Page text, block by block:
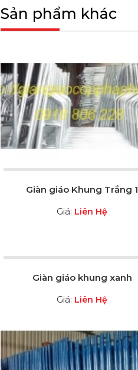
Sản phẩm khác
Giàn giáo Khung Trắng 1
Giá: Liên Hệ
Giàn giáo khung xanh
Giá: Liên Hệ